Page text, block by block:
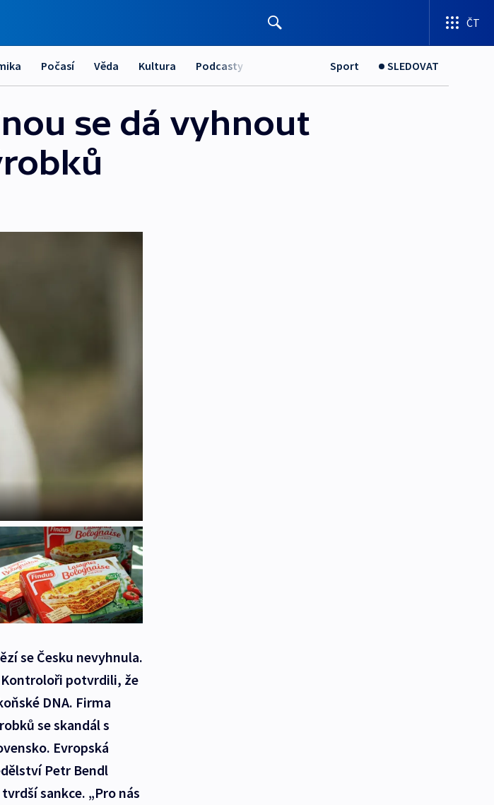
ČT
Počasí Věda Kultura Podcasty Sport SLEDOVAT
se dá vyhnout
se Česku nevyhnula.
potvrdili, že
DNA. Firma
se skandál s
Evropská
Petr Bendl
sankce. „Pro nás